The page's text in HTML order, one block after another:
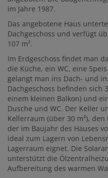
im Jahre 1987.
Das angebotene Haus
Dachgeschoss und verfügt
107 m².
Im Erdgeschoss findet man
die Küche, ein WC, eine
gelangt man ins Dach- und
Dachgeschoss befinden sich
einem kleinen Balkon) und
Dusche und WC. Der Keller
Kellerraum (über 30 m²),
der im Baujahr des Hauses
ideal zum Lagern von
Lagerraum eignet. Die
unterstützt die
Aufbereitung des warmen